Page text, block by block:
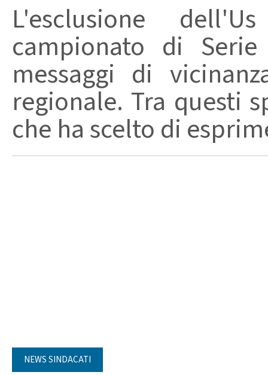
L'esclusione
campionato di
messaggi di
regionale. Tra questi
che ha scelto di
NEWS SINDACATI